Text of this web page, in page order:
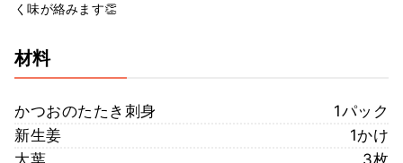
く味が絡みます👏
材料
かつおのたたき刺身
1パック
新生姜
1かけ